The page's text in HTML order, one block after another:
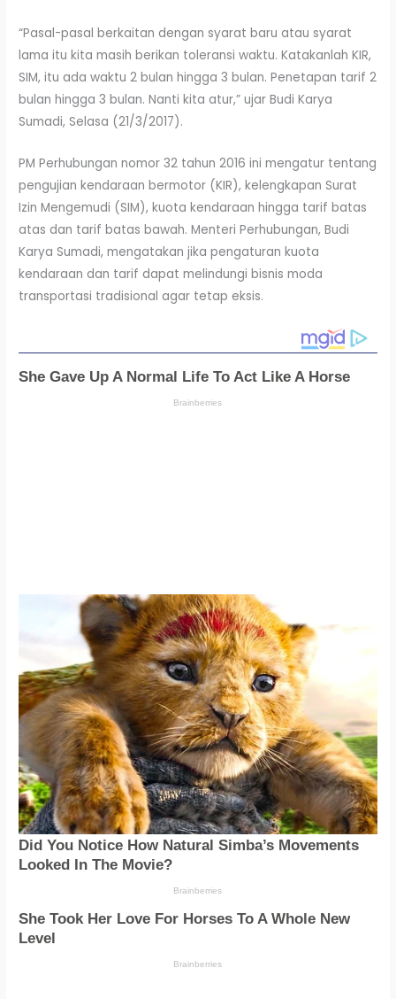
“Pasal-pasal berkaitan dengan syarat baru atau syarat
lama itu kita masih berikan toleransi waktu. Katakanlah KIR,
SIM, itu ada waktu 2 bulan hingga 3 bulan. Penetapan tarif 2
bulan hingga 3 bulan. Nanti kita atur,” ujar Budi Karya
Sumadi, Selasa (21/3/2017).
PM Perhubungan nomor 32 tahun 2016 ini mengatur tentang
pengujian kendaraan bermotor (KIR), kelengkapan Surat
Izin Mengemudi (SIM), kuota kendaraan hingga tarif batas
atas dan tarif batas bawah. Menteri Perhubungan, Budi
Karya Sumadi, mengatakan jika pengaturan kuota
kendaraan dan tarif dapat melindungi bisnis moda
transportasi tradisional agar tetap eksis.